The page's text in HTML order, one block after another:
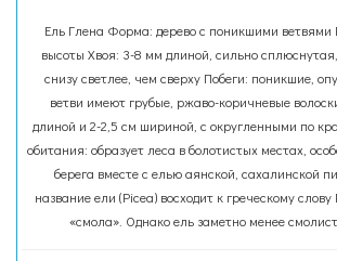
Ель Глена Форма: дерево с поникшими ветвями
высоты Хвоя: 3-8 мм длиной, сильно
снизу светлее, чем сверху Побеги: поникшие,
ветви имеют грубые, ржаво-коричневые
длиной и 2-2,5 см шириной, с округленными по
обитания: образует леса в болотистых местах,
берега вместе с елью аянской, сахалинской
название ели (Picea) восходит к греческому
«смола». Однако ель заметно менее